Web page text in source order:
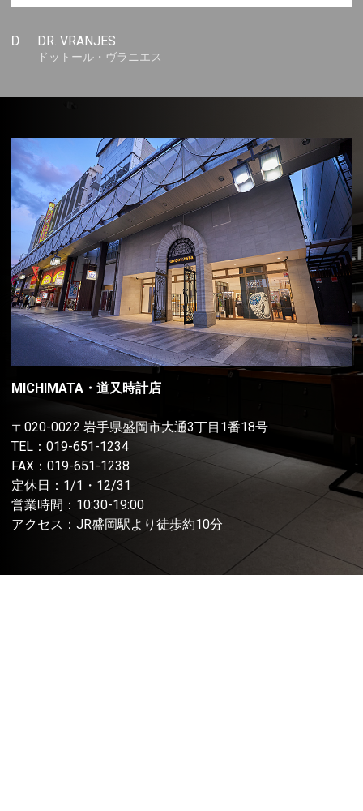
D DR. VRANJES
ドットール・ヴラニエス
MICHIMATA・道又時計店
〒020-0022 岩手県盛岡市大通3丁目1番18号
TEL： 019-651-1234
FAX：019-651-1238
定休日：1/1・12/31
営業時間：10:30-19:00
アクセス：JR盛岡駅より徒歩約10分